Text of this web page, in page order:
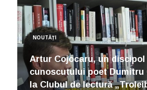
NOUTĂȚI
Artur Cojocaru, un discipol
cunoscutului poet Dumitru
la Clubul de lectură